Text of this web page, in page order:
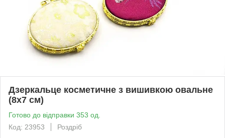
Дзеркальце косметичне з вишивкою овальне
(8х7 см)
Готово до відправки 353 од.
Код: 23953
Роздріб